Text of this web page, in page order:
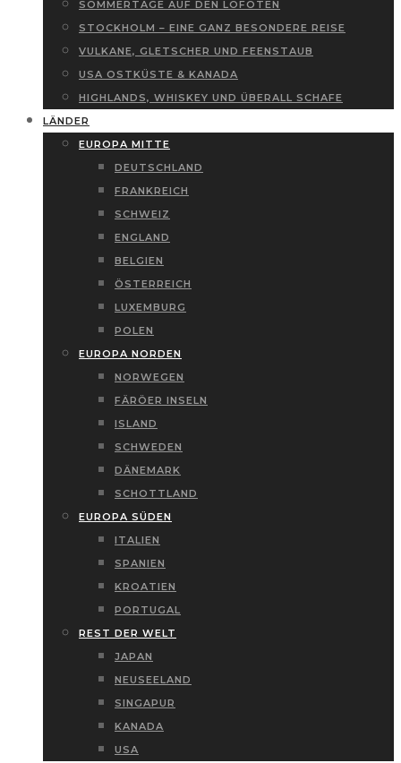
SOMMERTAGE AUF DEN LOFOTEN
STOCKHOLM – EINE GANZ BESONDERE REISE
VULKANE, GLETSCHER UND FEENSTAUB
USA OSTKÜSTE & KANADA
HIGHLANDS, WHISKEY UND ÜBERALL SCHAFE
LÄNDER
EUROPA MITTE
DEUTSCHLAND
FRANKREICH
SCHWEIZ
ENGLAND
BELGIEN
ÖSTERREICH
LUXEMBURG
POLEN
EUROPA NORDEN
NORWEGEN
FÄRÖER INSELN
ISLAND
SCHWEDEN
DÄNEMARK
SCHOTTLAND
EUROPA SÜDEN
ITALIEN
SPANIEN
KROATIEN
PORTUGAL
REST DER WELT
JAPAN
NEUSEELAND
SINGAPUR
KANADA
USA